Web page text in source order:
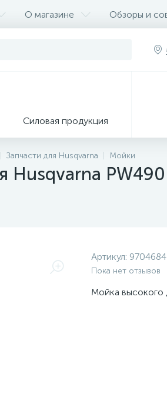
О магазине Обзоры и
Силовая продукция
Запчасти для Husqvarna Мойки
Husqvarna PW490
Артикул:
Пока нет отзывов
Мойка высокого